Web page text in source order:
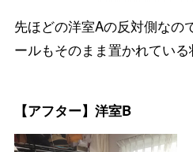
先ほどの洋室Aの反対側なの
ールもそのまま置かれている
【アフター】洋室B